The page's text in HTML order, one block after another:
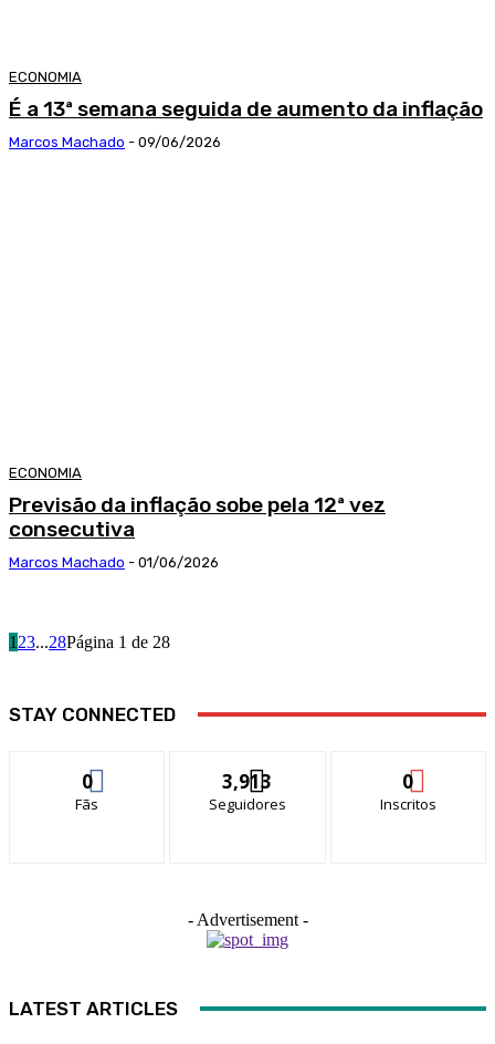
ECONOMIA
É a 13ª semana seguida de aumento da inflação
Marcos Machado - 09/06/2026
ECONOMIA
Previsão da inflação sobe pela 12ª vez
consecutiva
Marcos Machado - 01/06/2026
1 23...28Página 1 de 28
STAY CONNECTED
0
Fãs
3,913
Seguidores
0
Inscritos
- Advertisement -
LATEST ARTICLES